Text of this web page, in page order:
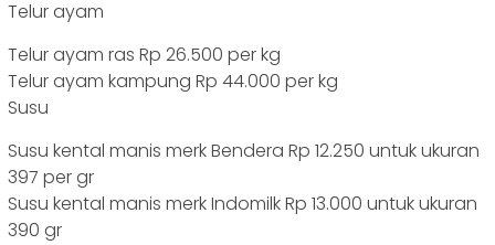
Telur ayam
Telur ayam ras Rp 26.500 per kg
Telur ayam kampung Rp 44.000 per kg
Susu
Susu kental manis merk Bendera Rp 12.250 untuk ukuran
397 per gr
Susu kental manis merk Indomilk Rp 13.000 untuk ukuran
390 gr